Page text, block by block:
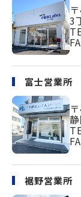
3
富士営業所
裾野営業所